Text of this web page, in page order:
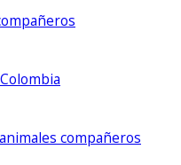
compañeros